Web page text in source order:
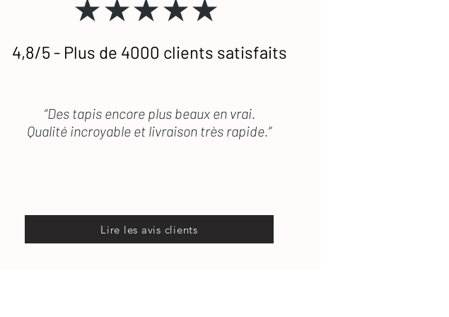
★★★★★
4,8/5 - Plus de 4000 clients satisfaits
“Des tapis encore plus beaux en vrai.
Qualité incroyable et livraison très rapide.”
Lire les avis clients